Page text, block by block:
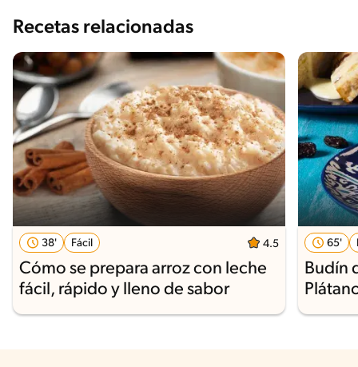
Recetas relacionadas
38' Fácil 4.5
Cómo se prepara arroz con leche
fácil, rápido y lleno de sabor
65'
Budín